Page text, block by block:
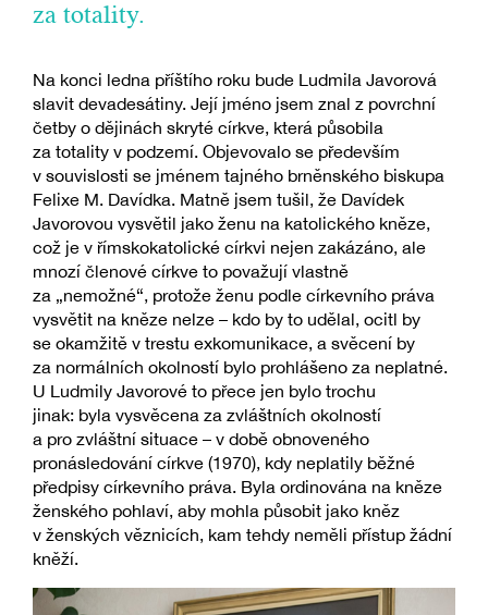
za totality.
Na konci ledna příštího roku bude Ludmila Javorová
slavit devadesátiny. Její jméno jsem znal z povrchní
četby o dějinách skryté církve, která působila
za totality v podzemí. Objevovalo se především
v souvislosti se jménem tajného brněnského biskupa
Felixe M. Davídka. Matně jsem tušil, že Davídek
Javorovou vysvětil jako ženu na katolického kněze,
což je v římskokatolické církvi nejen zakázáno, ale
mnozí členové církve to považují vlastně
za „nemožné“, protože ženu podle církevního práva
vysvětit na kněze nelze – kdo by to udělal, ocitl by
se okamžitě v trestu exkomunikace, a svěcení by
za normálních okolností bylo prohlášeno za neplatné.
U Ludmily Javorové to přece jen bylo trochu
jinak: byla vysvěcena za zvláštních okolností
a pro zvláštní situace – v době obnoveného
pronásledování církve (1970), kdy neplatily běžné
předpisy církevního práva. Byla ordinována na kněze
ženského pohlaví, aby mohla působit jako kněz
v ženských věznicích, kam tehdy neměli přístup žádní
kněží.